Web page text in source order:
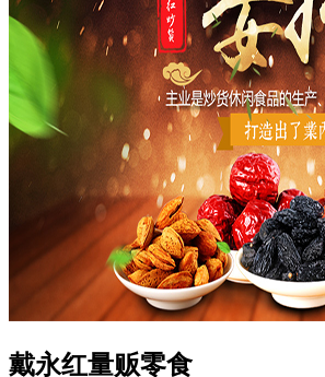
戴永红量贩零食